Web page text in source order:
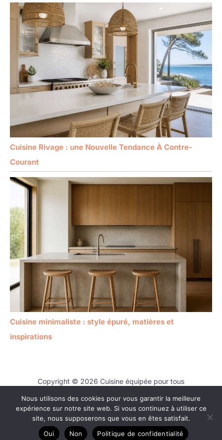
Cuisine Rivage : une Nouvelle Tendance À Contre-
Courant
Cuisine minimaliste : style épuré, matières et
inspirations
Copyright © 2026 Cuisine équipée pour tous
Contact
Mentions légales
Politique de confidentialité
Nous utilisons des cookies pour vous garantir la meilleure
expérience sur notre site web. Si vous continuez à utiliser ce
site, nous supposerons que vous en êtes satisfait.
Oui
Non Politique de confidentialité